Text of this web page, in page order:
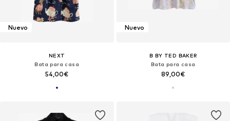
Nuevo
NEXT
Bata para casa
54,00€
Nuevo
B BY TED BAKER
Bata para casa
89,00€